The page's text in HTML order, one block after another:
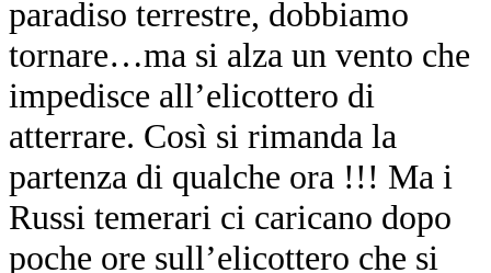
paradiso terrestre, dobbiamo
tornare…ma si alza un vento che
impedisce all’elicottero di
atterrare. Così si rimanda la
partenza di qualche ora !!! Ma i
Russi temerari ci caricano dopo
poche ore sull’elicottero che si